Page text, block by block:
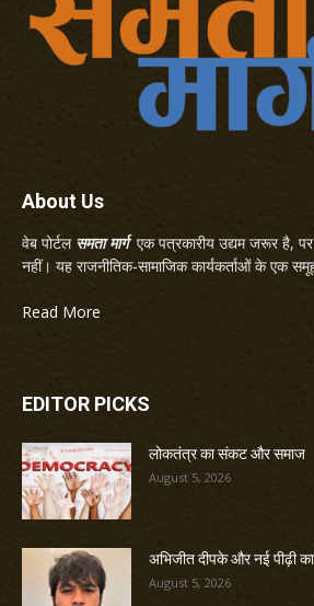
About Us
वेब पोर्टल समता मार्गएक पत्रकारीय उद्यम जरूर है,
नहीं। यह राजनीतिक-सामाजिक कार्यकर्ताओं के एक
Read More
EDITOR PICKS
लोकतंत्र का संकट और समाज
August 5, 2026
अभिजीत दीपके और नई पीढ़ी
August 5, 2026